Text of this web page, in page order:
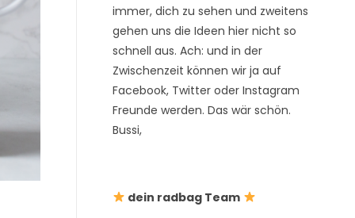
immer, dich zu sehen und zweitens
gehen uns die Ideen hier nicht so
schnell aus. Ach: und in der
Zwischenzeit können wir ja auf
Facebook, Twitter oder Instagram
Freunde werden. Das wär schön.
Bussi,
dein radbag Team